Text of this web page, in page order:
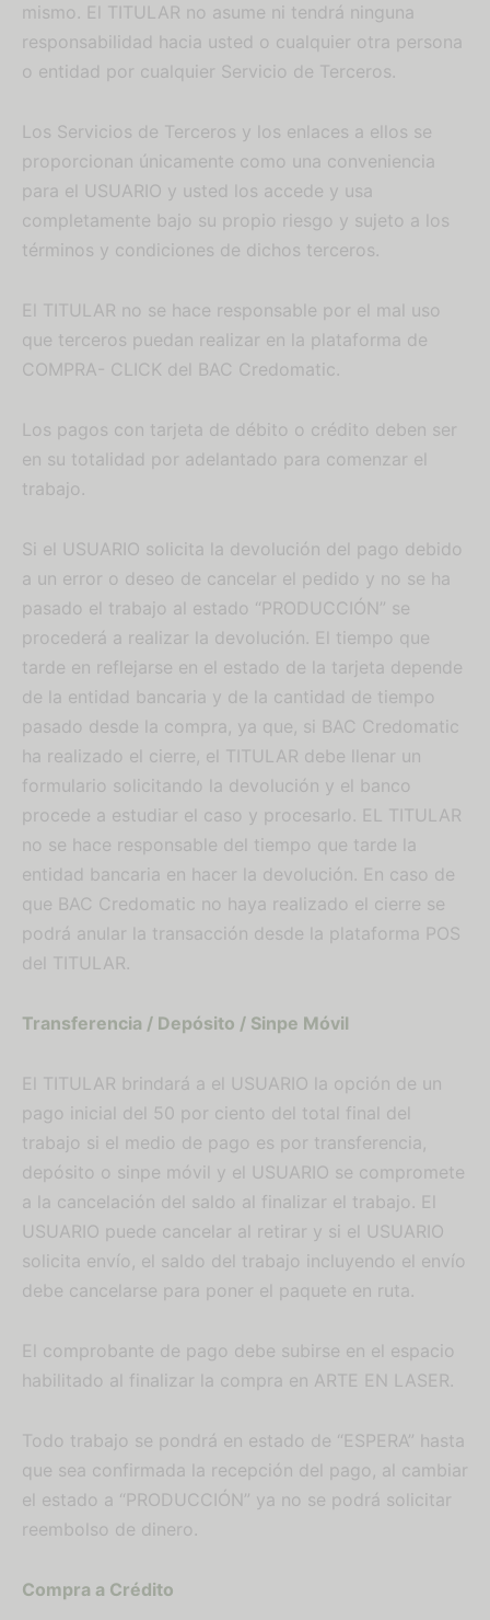
mismo. El TITULAR no asume ni tendrá ninguna
responsabilidad hacia usted o cualquier otra persona
o entidad por cualquier Servicio de Terceros.
Los Servicios de Terceros y los enlaces a ellos se
proporcionan únicamente como una conveniencia
para el USUARIO y usted los accede y usa
completamente bajo su propio riesgo y sujeto a los
términos y condiciones de dichos terceros.
El TITULAR no se hace responsable por el mal uso
que terceros puedan realizar en la plataforma de
COMPRA- CLICK del BAC Credomatic.
Los pagos con tarjeta de débito o crédito deben ser
en su totalidad por adelantado para comenzar el
trabajo.
Si el USUARIO solicita la devolución del pago debido
a un error o deseo de cancelar el pedido y no se ha
pasado el trabajo al estado “PRODUCCIÓN” se
procederá a realizar la devolución. El tiempo que
tarde en reflejarse en el estado de la tarjeta depende
de la entidad bancaria y de la cantidad de tiempo
pasado desde la compra, ya que, si BAC Credomatic
ha realizado el cierre, el TITULAR debe llenar un
formulario solicitando la devolución y el banco
procede a estudiar el caso y procesarlo. EL TITULAR
no se hace responsable del tiempo que tarde la
entidad bancaria en hacer la devolución. En caso de
que BAC Credomatic no haya realizado el cierre se
podrá anular la transacción desde la plataforma POS
del TITULAR.
Transferencia / Depósito / Sinpe Móvil
El TITULAR brindará a el USUARIO la opción de un
pago inicial del 50 por ciento del total final del
trabajo si el medio de pago es por transferencia,
depósito o sinpe móvil y el USUARIO se compromete
a la cancelación del saldo al finalizar el trabajo. El
USUARIO puede cancelar al retirar y si el USUARIO
solicita envío, el saldo del trabajo incluyendo el envío
debe cancelarse para poner el paquete en ruta.
El comprobante de pago debe subirse en el espacio
habilitado al finalizar la compra en ARTE EN LASER.
Todo trabajo se pondrá en estado de “ESPERA” hasta
que sea confirmada la recepción del pago, al cambiar
el estado a “PRODUCCIÓN” ya no se podrá solicitar
reembolso de dinero.
Compra a Crédito